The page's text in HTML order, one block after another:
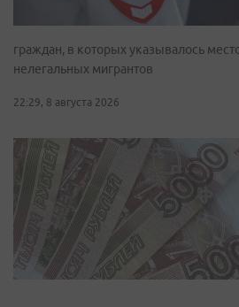
граждан, в которых указывалось
нелегальных мигрантов
22:29, 8 августа 2026